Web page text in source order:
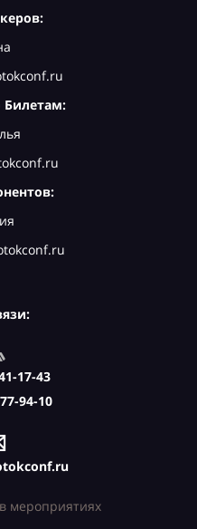
Билетам:
17-43
94-10
мероприятиях